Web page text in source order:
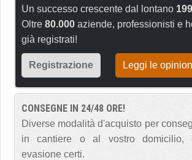
Un successo crescente dal lontano
Oltre 80.000 aziende, professionisti e
già registrati!
Registrazione Leggi le
CONSEGNE IN 24/48 ORE!
Diverse modalità d'acquisto per
in cantiere o al vostro domicilio,
evasione certi.